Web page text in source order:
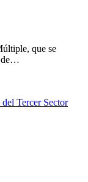
que se
de…
Tercer Sector